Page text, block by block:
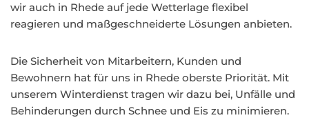
wir auch in Rhede auf jede Wetterlage flexibel
reagieren und maßgeschneiderte Lösungen anbieten.
Die Sicherheit von Mitarbeitern, Kunden und
Bewohnern hat für uns in Rhede oberste Priorität. Mit
unserem Winterdienst tragen wir dazu bei, Unfälle und
Behinderungen durch Schnee und Eis zu minimieren.